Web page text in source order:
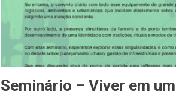
Seminário – Viver em